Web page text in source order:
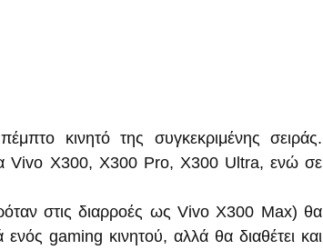
κινητό της συγκεκριμένης σειράς.
Vivo X300, X300 Pro, X300 Ultra, ενώ σε
στις διαρροές ως Vivo X300 Max) θα
gaming κινητού, αλλά θα διαθέτει και